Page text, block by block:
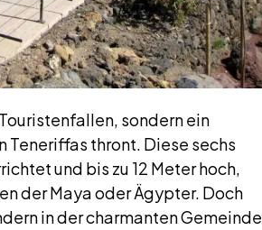
sondern ein
thront. Diese sechs
und bis zu 12 Meter hoch,
der Maya oder Ägypter. Doch
in der charmanten Gemeinde